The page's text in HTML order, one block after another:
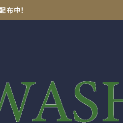
布中！